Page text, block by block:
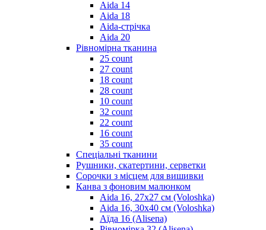
Aida 14
Aida 18
Aida-стрічка
Aida 20
Рівномірна тканина
25 count
27 count
18 count
28 count
10 count
32 count
22 count
16 count
35 count
Спеціальні тканини
Рушники, скатертини, серветки
Сорочки з місцем для вишивки
Канва з фоновим малюнком
Aida 16, 27х27 см (Voloshka)
Aida 16, 30х40 см (Voloshka)
Аїда 16 (Alisena)